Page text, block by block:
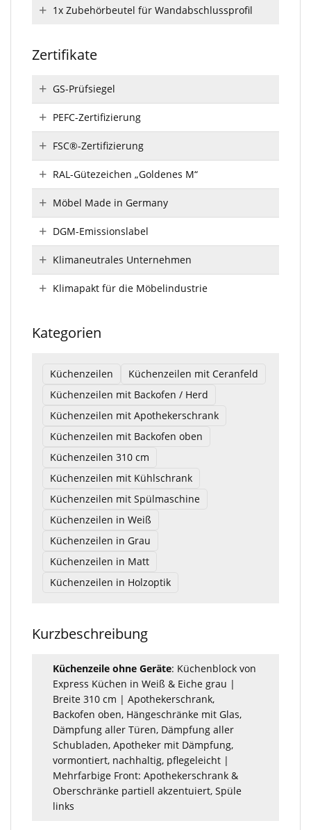
1x Zubehörbeutel für Wandabschlussprofil
Zertifikate
GS-Prüfsiegel
PEFC-Zertifizierung
FSC®-Zertifizierung
RAL-Gütezeichen „Goldenes M“
Möbel Made in Germany
DGM-Emissionslabel
Klimaneutrales Unternehmen
Klimapakt für die Möbelindustrie
Kategorien
Küchenzeilen
Küchenzeilen mit Ceranfeld
Küchenzeilen mit Backofen / Herd
Küchenzeilen mit Apothekerschrank
Küchenzeilen mit Backofen oben
Küchenzeilen 310 cm
Küchenzeilen mit Kühlschrank
Küchenzeilen mit Spülmaschine
Küchenzeilen in Weiß
Küchenzeilen in Grau
Küchenzeilen in Matt
Küchenzeilen in Holzoptik
Kurzbeschreibung
Küchenzeile ohne Geräte: Küchenblock von
Express Küchen in Weiß & Eiche grau |
Breite 310 cm | Apothekerschrank,
Backofen oben, Hängeschränke mit Glas,
Dämpfung aller Türen, Dämpfung aller
Schubladen, Apotheker mit Dämpfung,
vormontiert, nachhaltig, pflegeleicht |
Mehrfarbige Front: Apothekerschrank &
Oberschränke partiell akzentuiert, Spüle
links